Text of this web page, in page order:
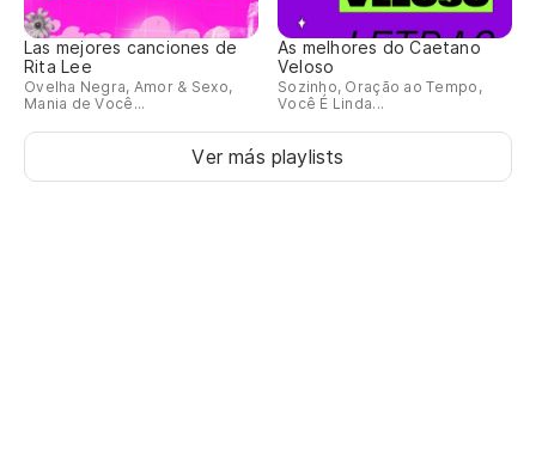
Las mejores canciones de
Rita Lee
Ovelha Negra, Amor & Sexo,
Mania de Você...
As melhores do Caetano
Veloso
Sozinho, Oração ao Tempo,
Você É Linda...
Ver más playlists